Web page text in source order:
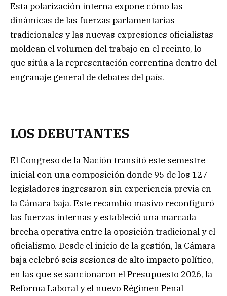
Esta polarización interna expone cómo las
dinámicas de las fuerzas parlamentarias
tradicionales y las nuevas expresiones oficialistas
moldean el volumen del trabajo en el recinto, lo
que sitúa a la representación correntina dentro del
engranaje general de debates del país.
LOS DEBUTANTES
El Congreso de la Nación transitó este semestre
inicial con una composición donde 95 de los 127
legisladores ingresaron sin experiencia previa en
la Cámara baja. Este recambio masivo reconfiguró
las fuerzas internas y estableció una marcada
brecha operativa entre la oposición tradicional y el
oficialismo. Desde el inicio de la gestión, la Cámara
baja celebró seis sesiones de alto impacto político,
en las que se sancionaron el Presupuesto 2026, la
Reforma Laboral y el nuevo Régimen Penal